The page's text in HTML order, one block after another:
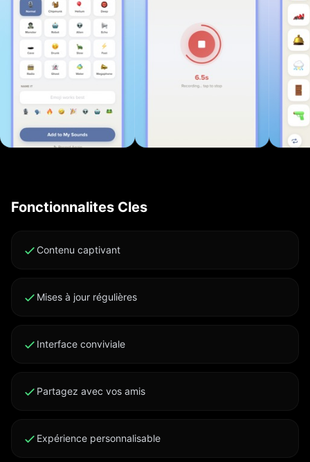
effets drôles * Lecture en un geste : touchez l'emoji,
écoutez le son * Interface propre, rapide et
entièrement repensée * Nouveaux packs de sons
ajoutés régulièrement * Parfait pour les fêtes, les
vidéos et les farces entre amis POURQUOI
MODACTION * Amusement immédiat : aucune
Instagram et YouTube * Faites rire vos amis et votre
https://click2.app/modaction-terms-of-use Politique
privacy-policy
Fonctionnalites Cles
Contenu captivant
Mises à jour régulières
Interface conviviale
Partagez avec vos amis
Expérience personnalisable